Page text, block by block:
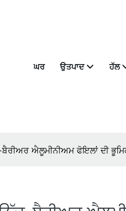
ਘਰ ਉਤਪਾਦ ਹੱਲ
ਐਲੂਮੀਨੀਅਮ ਫੋਇਲਾਂ ਦੀ